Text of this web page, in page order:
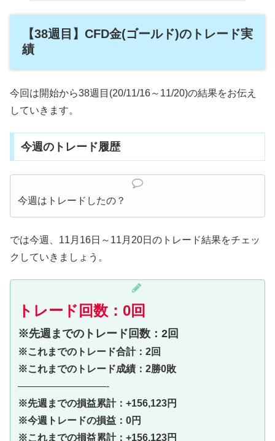
【38週目】CFD金(ゴールド)のトレード実
績
今回は開始から38週目(20/11/16～11/20)の結果をお伝え
していきます。
今週のトレード履歴
今週はトレードしたの？
では今週、11月16日～11月20日のトレード結果をチェッ
クしていきましょう。
トレード回数：0回
※先週までのトレード回数：2回
※これまでのトレード合計：2回
※これまでのトレード成績：2勝0敗
—————————-
※先週までの損益累計：+156,123円
※今週トレードの損益：0円
※これまでの損益累計：+156,123円